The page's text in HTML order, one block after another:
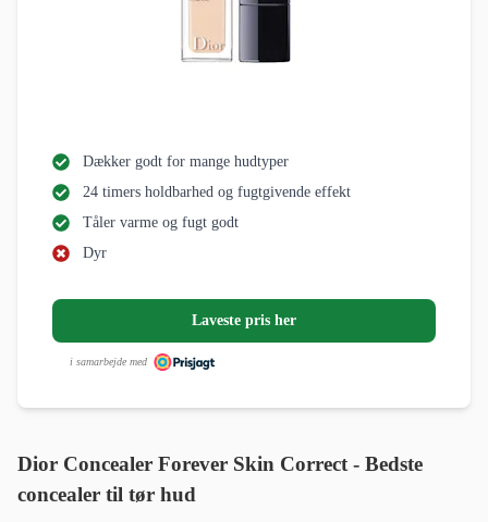
Dækker godt for mange hudtyper
24 timers holdbarhed og fugtgivende effekt
Tåler varme og fugt godt
Dyr
Laveste pris her
i samarbejde med
Dior Concealer Forever Skin Correct - Bedste
concealer til tør hud